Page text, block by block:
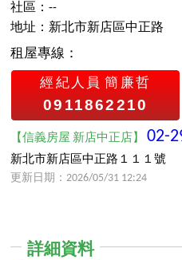
社區：--
地址：新北市新店區中正路
租屋專線：
經紀人員 簡廉哲
0911862210
【信義房屋 新店中正店】02-
新北市新店區中正路１１１號
更新日期：2026/05/31 12:24
詳細資料